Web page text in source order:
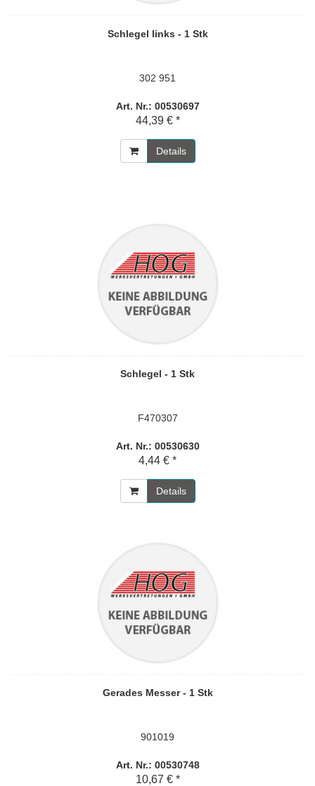
Schlegel links - 1 Stk
302 951
Art. Nr.: 00530697
44,39 € *
Details
Schlegel - 1 Stk
F470307
Art. Nr.: 00530630
4,44 € *
Details
Gerades Messer - 1 Stk
901019
Art. Nr.: 00530748
10,67 € *